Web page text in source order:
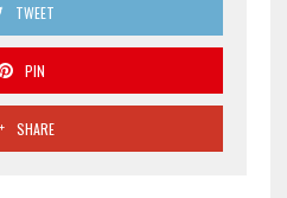
TWEET
PIN
SHARE